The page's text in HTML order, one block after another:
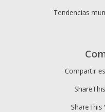
Tendencias
Compartir
ShareThis